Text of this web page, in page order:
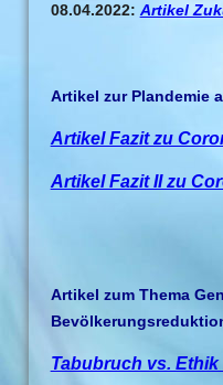
08.04.2022: Artikel
Artikel zur Plandemie
Artikel Fazit zu
Artikel Fazit II zu
Artikel zum Thema
Tabubruch vs. Ethik